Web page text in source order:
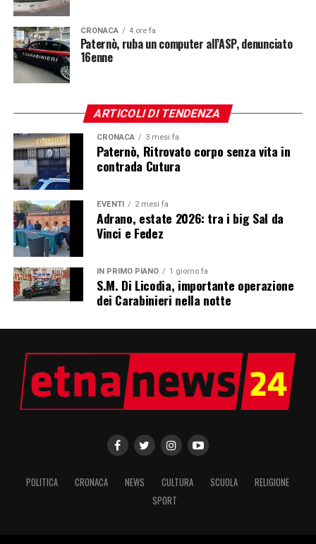
CRONACA 4 ore fa
Paternò, ruba un computer all’ASP, denunciato
16enne
ARTICOLI DI TENDENZA
CRONACA 3 mesi fa
Paternò, Ritrovato corpo senza vita in
contrada Cutura
EVENTI 2 mesi fa
Adrano, estate 2026: tra i big Sal da
Vinci e Fedez
IN PRIMO PIANO 1 giorno fa
S.M. Di Licodia, importante operazione
dei Carabinieri nella notte
POLITICA CRONACA NEWS CULTURA SCUOLA
RELIGIONE
SPORT